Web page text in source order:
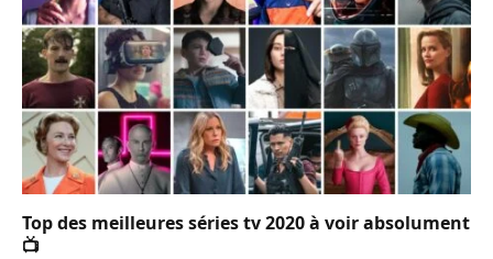
Top des meilleures séries tv 2020 à voir absolument
📺